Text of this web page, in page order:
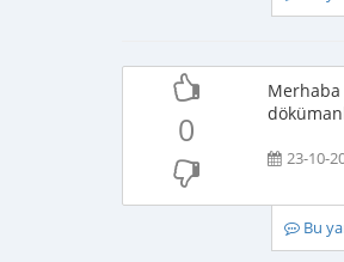
0
Merhaba
23-10-
Bu